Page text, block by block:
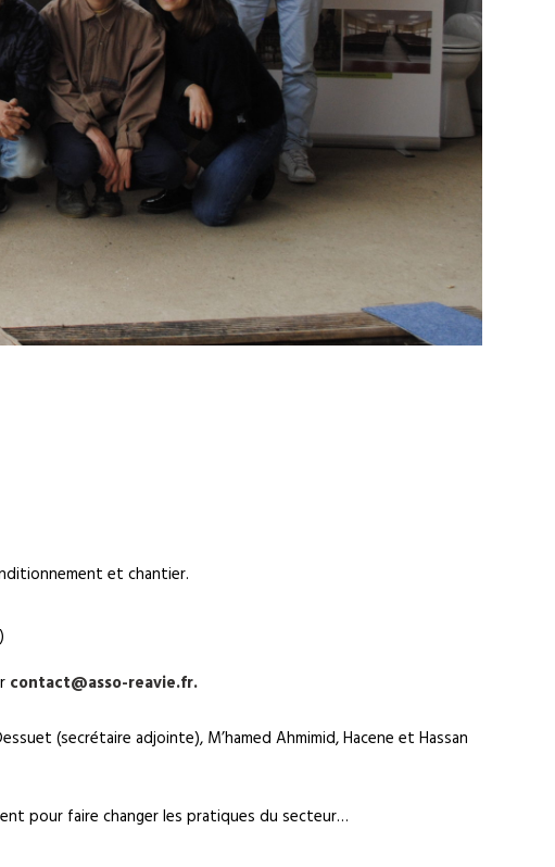
et chantier.
contact@asso-reavie.fr.
(secrétaire adjointe), M’hamed Ahmimid, Hacene et Hassan
pour faire changer les pratiques du secteur…